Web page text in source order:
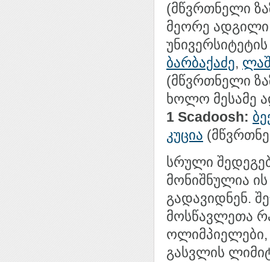
(მწვრთნელი
მეორე ადგილი
ბარბაქაძე,
(მწვრთნელი
ხოლო მესამე
1 Scadoosh:
კუცია
სრული
მონიშნულია
გადავიდნენ.
მოსწავლეთა
გასვლის